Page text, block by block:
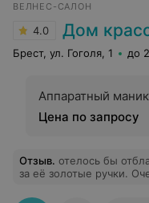
ВЕЛНЕС-САЛОН
4.0 Дом
Брест, ул. Гоголя, 1 до
Аппаратный
Цена по запросу
Отзыв. отелось бы
за её золотые ручки.
заботливой. После